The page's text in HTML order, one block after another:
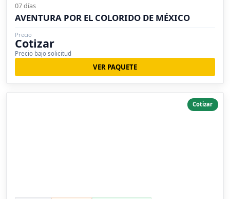
07 días
AVENTURA POR EL COLORIDO DE MÉXICO
Precio
Cotizar
Precio bajo solicitud
VER PAQUETE
Cotizar